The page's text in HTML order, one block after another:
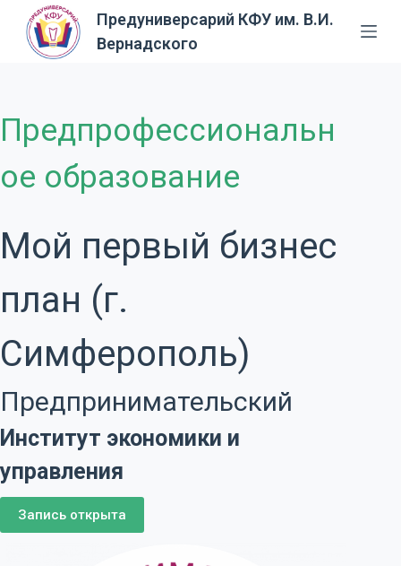
П
т
к
у
т
Предуниверсарий КФУ им. В.И.
Вернадского
Предпрофессиональн
ое образование
Мой первый бизнес
план (г.
Симферополь)
Предпринимательский
Институт экономики и
управления
Запись открыта